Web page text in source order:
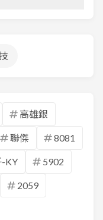
高雄銀
聯傑 8081
-KY 5902
2059